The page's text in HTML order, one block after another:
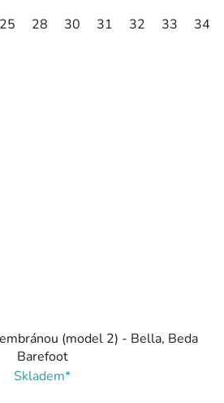
25 28 30 31 32 33 34
(model 2) - Bella, Beda
Barefoot
Skladem*